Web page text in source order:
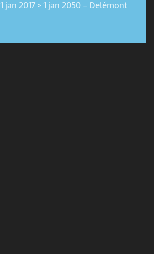
1 jan 2017 > 1 jan 2050- Delémont